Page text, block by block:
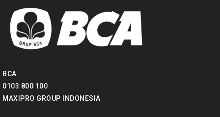
BCA
0103 800 100
MAXIPRO GROUP INDONESIA